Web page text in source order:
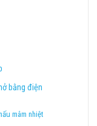
bằng điện
mâm nhiệt